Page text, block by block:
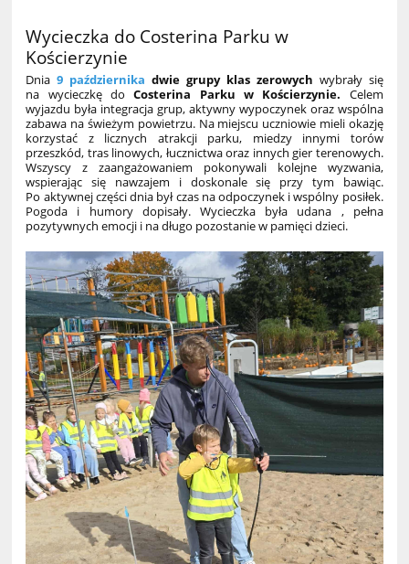
Wycieczka do Costerina Parku w
Kościerzynie
Dnia 9 październikadwie grupy klas zerowych wybrały się
na wycieczkę doCosterina Parku w Kościerzynie. Celem
wyjazdu była integracja grup, aktywny wypoczynek oraz wspólna
zabawa na świeżym powietrzu. Na miejscu uczniowie mieli okazję
korzystać z licznych atrakcji parku, miedzy innymi torów
przeszkód, tras linowych, łucznictwa oraz innych gier terenowych.
Wszyscy z zaangażowaniem pokonywali kolejne wyzwania,
wspierając się nawzajem i doskonale się przy tym bawiąc.
Po aktywnej części dnia był czas na odpoczynek i wspólny posiłek.
Pogoda i humory dopisały. Wycieczka była udana , pełna
pozytywnych emocji i na długo pozostanie w pamięci dzieci.